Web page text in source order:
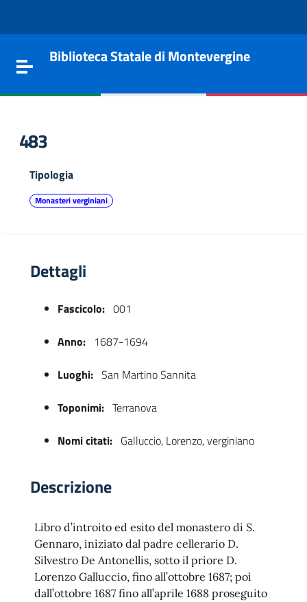
Toggle navigation
Biblioteca Statale di Montevergine
483
Tipologia
Monasteri verginiani
Dettagli
Fascicolo: 001
Anno: 1687-1694
Luoghi: San Martino Sannita
Toponimi: Terranova
Nomi citati: Galluccio, Lorenzo, verginiano
Descrizione
Libro d’introito ed esito del monastero di S.
Gennaro, iniziato dal padre cellerario D.
Silvestro De Antonellis, sotto il priore D.
Lorenzo Galluccio, fino all’ottobre 1687; poi
dall’ottobre 1687 fino all’aprile 1688 proseguito